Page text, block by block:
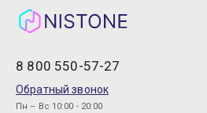
8 800 550-57-27
Обратный звонок
Пн – Вс 10:00 - 20:00